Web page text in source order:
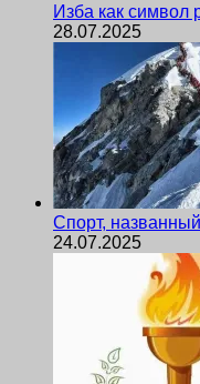
Изба как символ
28.07.2025
Спорт,
24.07.2025